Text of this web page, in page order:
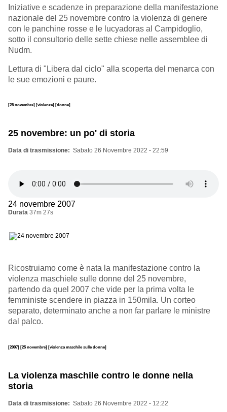
Iniziative e scadenze in preparazione della manifestazione
nazionale del 25 novembre contro la violenza di genere
con le panchine rosse e le lucyadoras al Campidoglio,
sotto il consultorio delle sette chiese nelle assemblee di
Nudm.
Lettura di "Libera dal ciclo" alla scoperta del menarca con
le sue emozioni e paure.
[25 novembre] [violenza] [donne]
25 novembre: un po' di storia
Data di trasmissione Sabato 26 Novembre 2022 - 22:59
24 novembre 2007
Durata 37m 27s
Ricostruiamo come è nata la manifestazione contro la
violenza maschiele sulle donne del 25 novembre,
partendo da quel 2007 che vide per la prima volta le
femministe scendere in piazza in 150mila. Un corteo
separato, determinato anche a non far parlare le ministre
dal palco.
[2007] [25 novembre] [violenza maschile sulle donne]
La violenza maschile contro le donne nella
storia
Data di trasmissione Sabato 26 Novembre 2022 - 12:22